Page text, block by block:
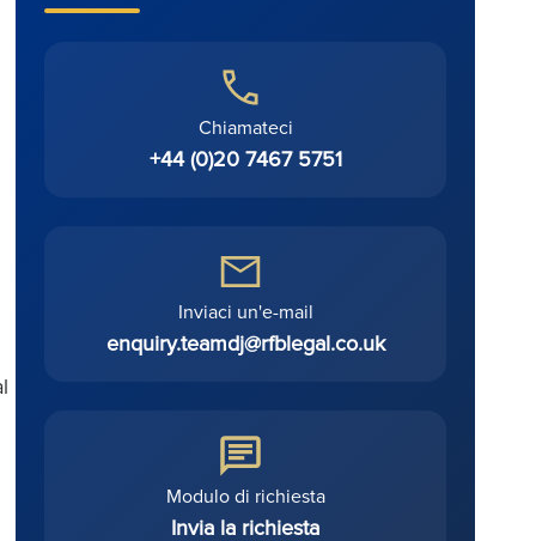
Chiamateci
+44 (0)20 7467 5751
Inviaci un'e-mail
enquiry.teamdj@rfblegal.co.uk
Modulo di richiesta
Invia la richiesta